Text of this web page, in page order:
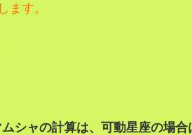
ます。
シャの計算は、可動星座の場